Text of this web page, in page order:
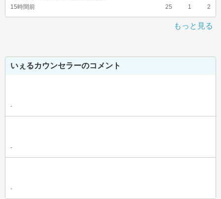
15時間前 25 1 2
もっと見る
いぇるカウンセラーのコメント
-
-
-